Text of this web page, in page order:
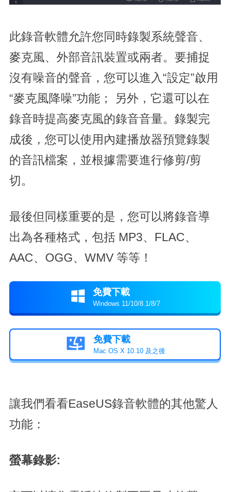
此錄音軟體允許您同時錄製系統聲音、
麥克風、外部音訊裝置或兩者。要捕捉
沒有噪音的聲音，您可以進入“設定”啟用
“麥克風降噪”功能； 另外，它還可以在
錄音時提高麥克風的錄音音量。錄製完
成後，您可以使用內建播放器預覽錄製
的音訊檔案，並根據需要進行修剪/剪
切。
最後但同樣重要的是，您可以將錄音導
出為各種格式，包括 MP3、FLAC、
AAC、OGG、WMV 等等！
 免費下載
Windows 11/10/8.1/8/7
 免費下載
Mac OS X 10.10 及之後
讓我們看看EaseUS錄音軟體的其他驚人
功能：
螢幕錄影: